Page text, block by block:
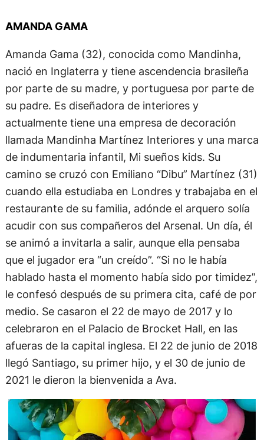
AMANDA GAMA
Amanda Gama (32), conocida como Mandinha,
nació en Inglaterra y tiene ascendencia brasileña
por parte de su madre, y portuguesa por parte de
su padre. Es diseñadora de interiores y
actualmente tiene una empresa de decoración
llamada Mandinha Martínez Interiores y una marca
de indumentaria infantil, Mi sueños kids. Su
camino se cruzó con Emiliano “Dibu” Martínez (31)
cuando ella estudiaba en Londres y trabajaba en el
restaurante de su familia, adónde el arquero solía
acudir con sus compañeros del Arsenal. Un día, él
se animó a invitarla a salir, aunque ella pensaba
que el jugador era “un creído”. “Si no le había
hablado hasta el momento había sido por timidez”,
le confesó después de su primera cita, café de por
medio. Se casaron el 22 de mayo de 2017 y lo
celebraron en el Palacio de Brocket Hall, en las
afueras de la capital inglesa. El 22 de junio de 2018
llegó Santiago, su primer hijo, y el 30 de junio de
2021 le dieron la bienvenida a Ava.